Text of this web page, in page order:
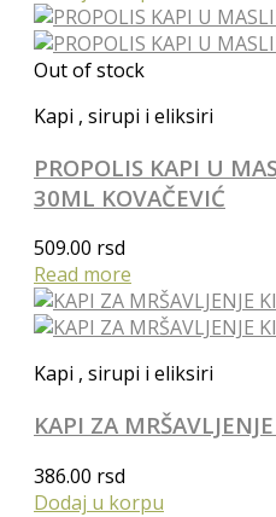
Out of stock
Kapi , sirupi i eliksiri
PROPOLIS KAPI U
30ML KOVAČEVIĆ
509.00 rsd
Read more
Kapi , sirupi i eliksiri
KAPI ZA
386.00 rsd
Dodaj u korpu